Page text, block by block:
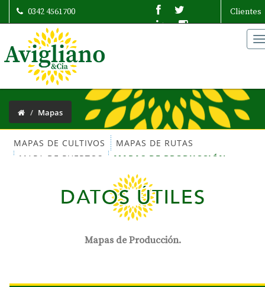
0342 4561700 Clientes
Mapas
MAPAS DE CULTIVOS
MAPAS DE RUTAS
MAPA DE PUERTOS
MAPAS DE PRODUCCIÓN
DATOS ÚTILES
Mapas de Producción.